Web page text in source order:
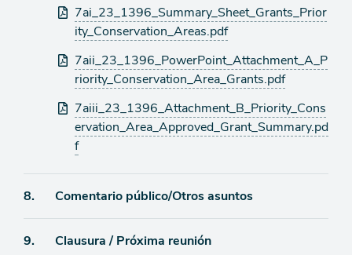
Archivos
adjuntos
7ai_23_1396_Summary_Sheet_Grants_Prior
ity_Conservation_Areas.pdf
7aii_23_1396_PowerPoint_Attachment_A_P
riority_Conservation_Area_Grants.pdf
7aiii_23_1396_Attachment_B_Priority_Cons
ervation_Area_Approved_Grant_Summary.pd
f
Ítem
agenda
8. Comentario público/Otros asuntos
Ítem
9.
Clausura / Próxima reunión